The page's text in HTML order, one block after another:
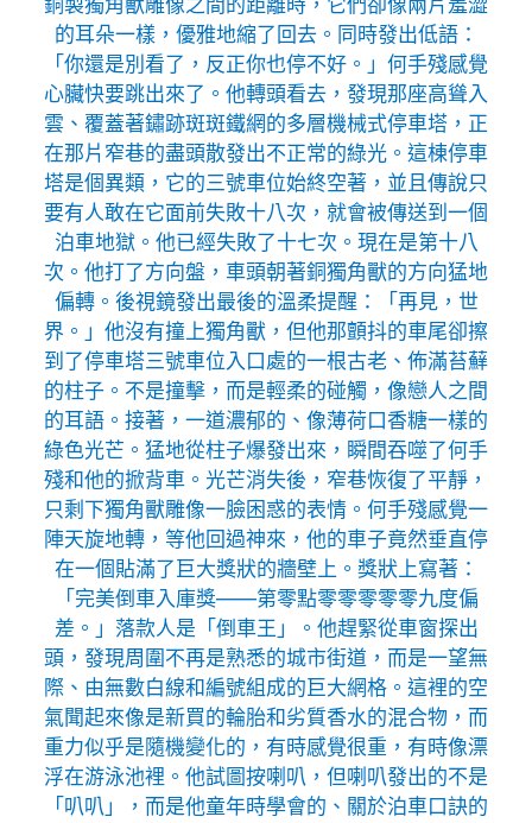
銅製獨角獸雕像之間的距離時，它們卻像兩片羞澀
的耳朵一樣，優雅地縮了回去。同時發出低語：
「你還是別看了，反正你也停不好。」何手殘感覺
心臟快要跳出來了。他轉頭看去，發現那座高聳入
雲、覆蓋著鏽跡斑斑鐵網的多層機械式停車塔，正
在那片窄巷的盡頭散發出不正常的綠光。這棟停車
塔是個異類，它的三號車位始終空著，並且傳說只
要有人敢在它面前失敗十八次，就會被傳送到一個
泊車地獄。他已經失敗了十七次。現在是第十八
次。他打了方向盤，車頭朝著銅獨角獸的方向猛地
偏轉。後視鏡發出最後的溫柔提醒：「再見，世
界。」他沒有撞上獨角獸，但他那顫抖的車尾卻擦
到了停車塔三號車位入口處的一根古老、佈滿苔蘚
的柱子。不是撞擊，而是輕柔的碰觸，像戀人之間
的耳語。接著，一道濃郁的、像薄荷口香糖一樣的
綠色光芒。猛地從柱子爆發出來，瞬間吞噬了何手
殘和他的掀背車。光芒消失後，窄巷恢復了平靜，
只剩下獨角獸雕像一臉困惑的表情。何手殘感覺一
陣天旋地轉，等他回過神來，他的車子竟然垂直停
在一個貼滿了巨大獎狀的牆壁上。獎狀上寫著：
「完美倒車入庫獎——第零點零零零零零九度偏
差。」落款人是「倒車王」。他趕緊從車窗探出
頭，發現周圍不再是熟悉的城市街道，而是一望無
際、由無數白線和編號組成的巨大網格。這裡的空
氣聞起來像是新買的輪胎和劣質香水的混合物，而
重力似乎是隨機變化的，有時感覺很重，有時像漂
浮在游泳池裡。他試圖按喇叭，但喇叭發出的不是
「叭叭」，而是他童年時學會的、關於泊車口訣的